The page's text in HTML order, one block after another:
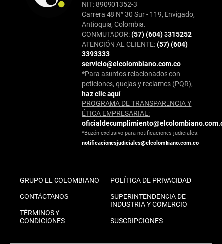
NIT: 890901352-3
Carrera 48 N° 30 Sur - 119, Envigado,
Antioquia, Colombia.
CONMUTADOR:(57) (604) 3315252
ATENCIÓN AL CLIENTE:(57) (604)
3393333
servicio@elcolombiano.com.co
*Para asuntos relacionados con
peticiones, quejas y reclamos (PQR),
haz clic aquí
PROGRAMA DE TRANSPARENCIA Y
ÉTICA EMPRESARIAL:
*Buzón exclusivo para notificaciones judiciales:
notificacionesjudiciales@elcolombiano.com.co
GRUPO EL COLOMBIANO
CONTÁCTANOS
TÉRMINOS Y
CONDICIONES
POLÍTICA DE PRIVACIDAD
SUPERINTENDENCIA DE
INDUSTRIA Y COMERCIO
SUSCRIPCIONES